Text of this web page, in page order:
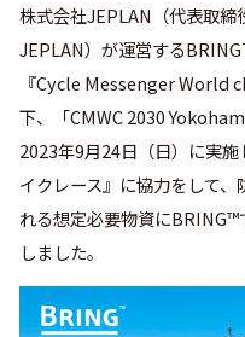
株式会社JEPLAN（代表取締
JEPLAN）が運営する
『Cycle Messenger World
下、「CMWC 2030
2023年9月24日（日）に実
イクレース』に協力をして
れる想定必要物資に
しました。